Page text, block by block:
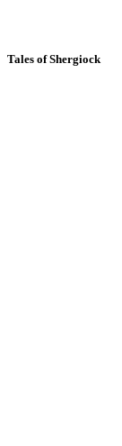
Tales of Shergiock